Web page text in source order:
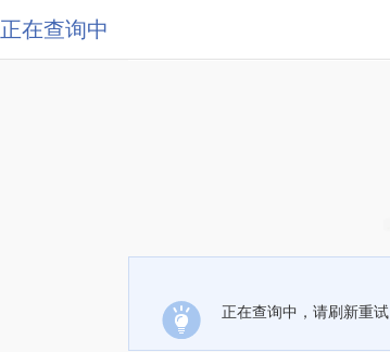
正在查询中
正在查询中，请刷新重试